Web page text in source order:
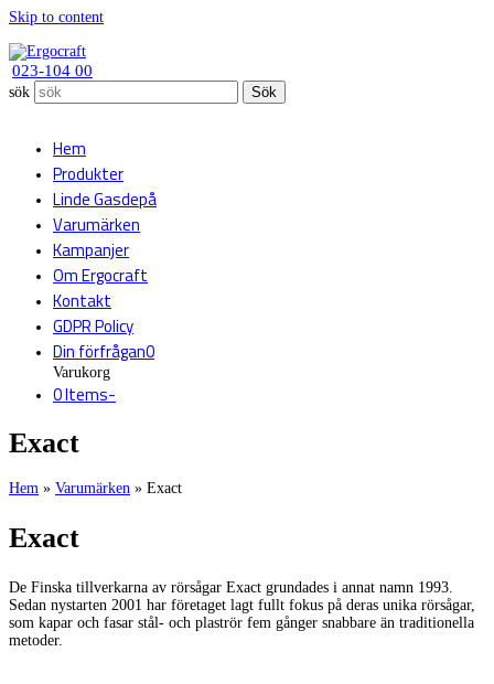
Skip to content
023-104 00
sök Sök
Hem
Produkter
Linde Gasdepå
Varumärken
Kampanjer
Om Ergocraft
Kontakt
GDPR Policy
Din förfrågan0
Varukorg
0 Items-
Exact
Hem » Varumärken » Exact
Exact
De Finska tillverkarna av rörsågar Exact grundades i annat namn 1993.
Sedan nystarten 2001 har företaget lagt fullt fokus på deras unika rörsågar,
som kapar och fasar stål- och plaströr fem gånger snabbare än traditionella
metoder.